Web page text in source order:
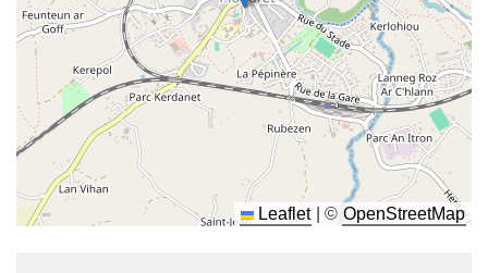
Leaflet © OpenStreetMap